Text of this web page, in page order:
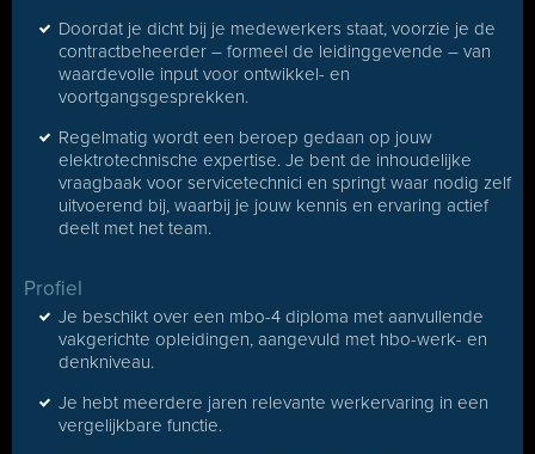
Doordat je dicht bij je medewerkers staat, voorzie je de
contractbeheerder – formeel de leidinggevende – van
waardevolle input voor ontwikkel- en
voortgangsgesprekken.
Regelmatig wordt een beroep gedaan op jouw
elektrotechnische expertise. Je bent de inhoudelijke
vraagbaak voor servicetechnici en springt waar nodig zelf
uitvoerend bij, waarbij je jouw kennis en ervaring actief
deelt met het team.
Profiel
Je beschikt over een mbo-4 diploma met aanvullende
vakgerichte opleidingen, aangevuld met hbo-werk- en
denkniveau.
Je hebt meerdere jaren relevante werkervaring in een
vergelijkbare functie.